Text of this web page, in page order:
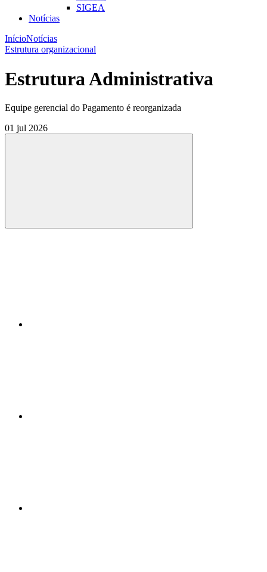
SIGEA
Notícias
InícioNotícias
Estrutura organizacional
Estrutura Administrativa
Equipe gerencial do Pagamento é reorganizada
01 jul 2026
Compartilhar